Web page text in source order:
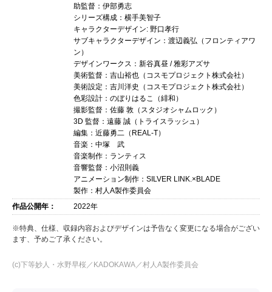
助監督：伊部勇志
シリーズ構成：横手美智子
キャラクターデザイン: 野口孝行
サブキャラクターデザイン：渡辺義弘（フロンティアワ
ン）
デザインワークス：新谷真昼 / 雅彩アズサ
美術監督：吉山裕也（コスモプロジェクト株式会社）
美術設定：吉川洋史（コスモプロジェクト株式会社）
色彩設計：のぼりはるこ（緋和）
撮影監督：佐藤 敦（スタジオシャムロック）
3D 監督：遠藤 誠（トライスラッシュ）
編集：近藤勇二（REAL-T）
音楽：中塚 武
音楽制作：ランティス
音響監督：小沼則義
アニメーション制作：SILVER LINK.×BLADE
製作：村人A製作委員会
作品公開年：
2022年
※特典、仕様、収録内容およびデザインは予告なく変更になる場合がござい
ます、予めご了承ください。
(c)下等妙人・水野早桜／KADOKAWA／村人A製作委員会